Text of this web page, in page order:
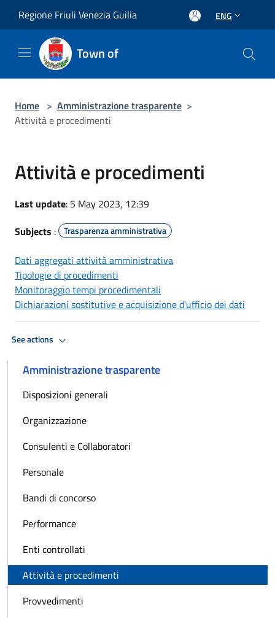
Regione Friuli Venezia Guilia ENG
Town of
Home > Amministrazione trasparente >
Attività e procedimenti
Attività e procedimenti
Last update: 5 May 2023, 12:39
Subjects : Trasparenza amministrativa
Dati aggregati attività amministrativa
Tipologie di procedimenti
Monitoraggio tempi procedimentali
Dichiarazioni sostitutive e acquisizione d'ufficio dei dati
See actions
Amministrazione trasparente
Disposizioni generali
Organizzazione
Consulenti e Collaboratori
Personale
Bandi di concorso
Performance
Enti controllati
Attività e procedimenti
Provvedimenti